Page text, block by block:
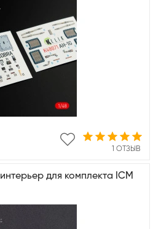
1 ОТЗЫВ
для комплекта ICM